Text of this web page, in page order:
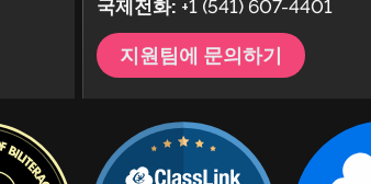
국제전화: +1 (541) 607-4401
지원팀에 문의하기